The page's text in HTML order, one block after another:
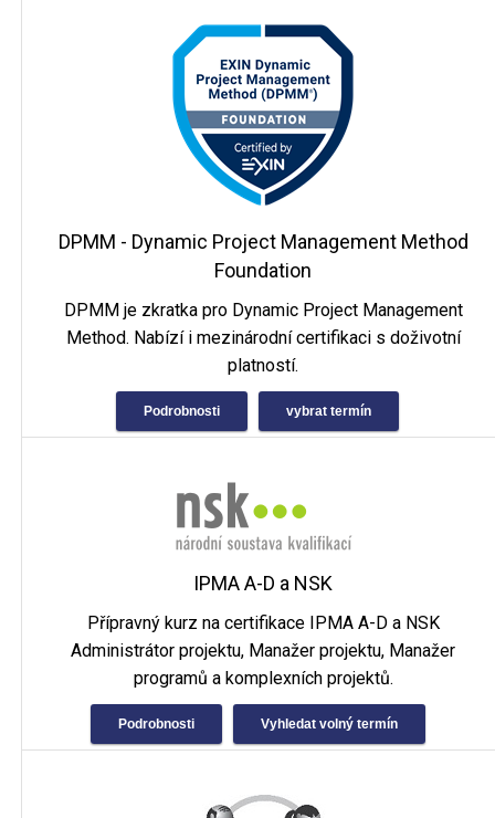
DPMM - Dynamic Project Management Method
Foundation
DPMM je zkratka pro Dynamic Project Management
Method. Nabízí i mezinárodní certifikaci s doživotní
platností.
Podrobnosti vybrat termín
IPMA A-D a NSK
Přípravný kurz na certifikace IPMA A-D a NSK
Administrátor projektu, Manažer projektu, Manažer
programů a komplexních projektů.
Podrobnosti Vyhledat volný termín